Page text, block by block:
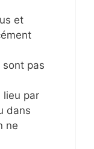
et
pas
lieu par
dans
ne